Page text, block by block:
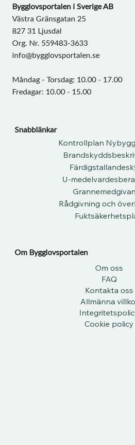
Bygglovsportalen i Sverige AB
Västra Gränsgatan 25
827 31 Ljusdal
Org. Nr. 559483-3633
info@bygglovsportalen.se
Måndag - Torsdag: 10.00 - 17.00
Fredagar: 10.00 - 15.00
Om Bygglovsportalen​
Om oss
FAQ
Kontakta oss
Allmänna
Cookie policy
Snabblänkar
Kontrollplan
U-
Rådgivning och